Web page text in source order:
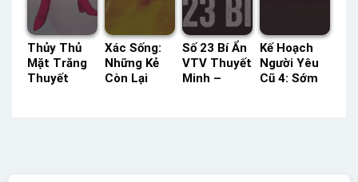
Thủy Thủ
Mặt Trăng
Thuyết
Xác Sống:
Những Kẻ
Còn Lại
Số 23 Bí Ẩn
VTV Thuyết
Minh –
Kế Hoạch
Người Yêu
Cũ 4: Sớm